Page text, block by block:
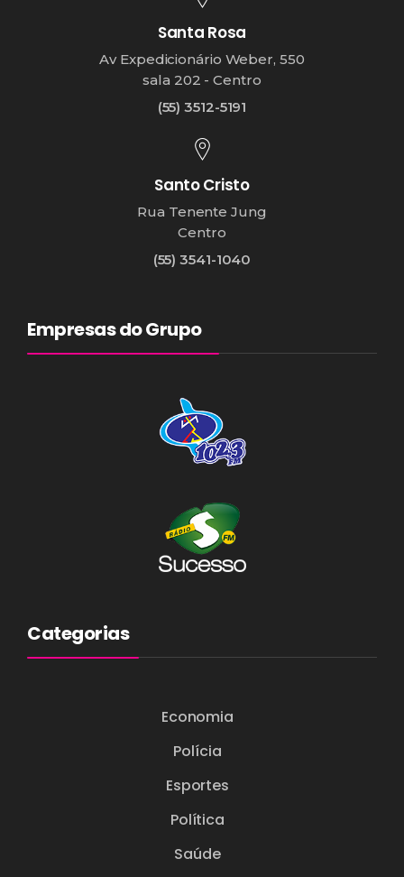
Santa Rosa
Av Expedicionário Weber, 550
sala 202 - Centro
(55) 3512-5191
Santo Cristo
Rua Tenente Jung
Centro
(55) 3541-1040
Empresas do Grupo
Categorias
Economia
Polícia
Esportes
Política
Saúde